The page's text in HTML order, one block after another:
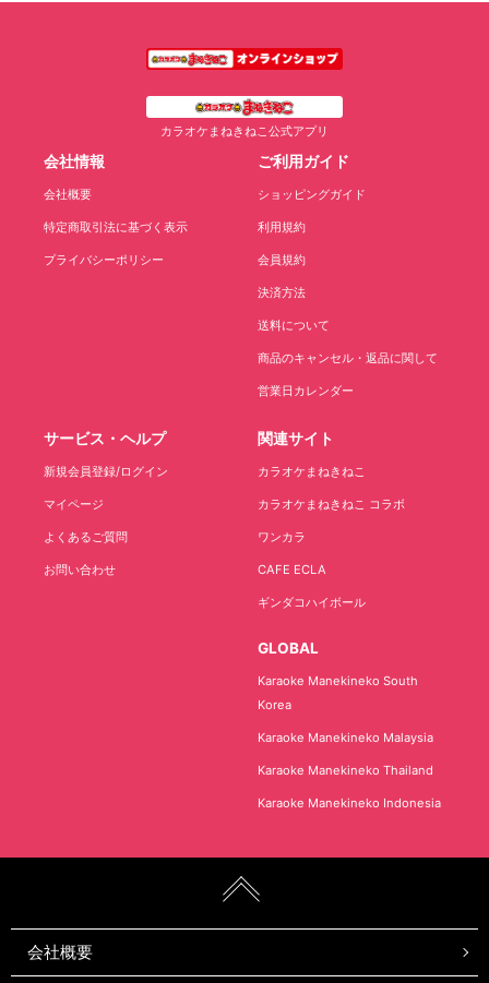
カラオケまねきねこ公式アプリ
会社情報
会社概要
特定商取引法に基づく表示
プライバシーポリシー
ご利用ガイド
ショッピングガイド
利用規約
会員規約
決済方法
送料について
商品のキャンセル・返品に関して
営業日カレンダー
サービス・ヘルプ
新規会員登録/ログイン
マイページ
よくあるご質問
お問い合わせ
関連サイト
カラオケまねきねこ
カラオケまねきねこ コラボ
ワンカラ
CAFE ECLA
ギンダコハイボール
GLOBAL
Karaoke Manekineko South
Korea
Karaoke Manekineko Malaysia
Karaoke Manekineko Thailand
Karaoke Manekineko Indonesia
会社概要